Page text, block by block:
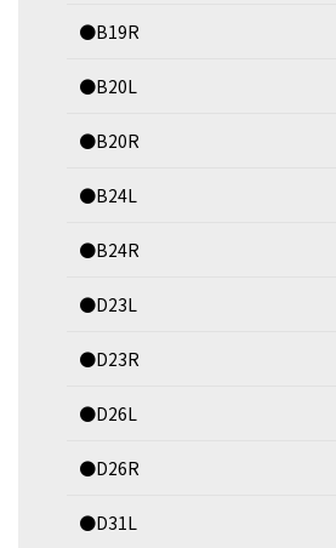
●B19R
●B20L
●B20R
●B24L
●B24R
●D23L
●D23R
●D26L
●D26R
●D31L